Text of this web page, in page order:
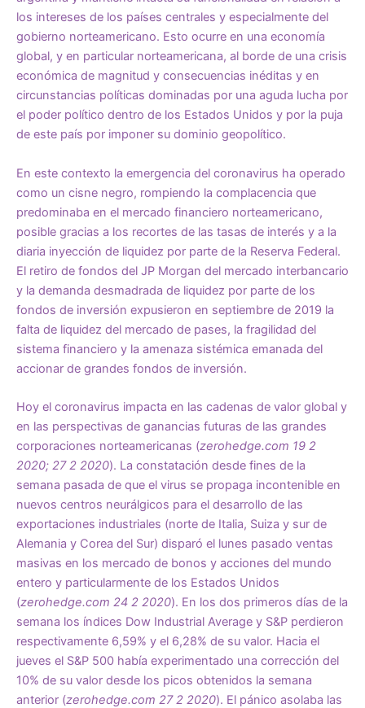
los intereses de los países centrales y especialmente del
gobierno norteamericano. Esto ocurre en una economía
global, y en particular norteamericana, al borde de una crisis
económica de magnitud y consecuencias inéditas y en
circunstancias políticas dominadas por una aguda lucha por
el poder político dentro de los Estados Unidos y por la puja
de este país por imponer su dominio geopolítico.
En este contexto la emergencia del coronavirus ha operado
como un cisne negro, rompiendo la complacencia que
predominaba en el mercado financiero norteamericano,
posible gracias a los recortes de las tasas de interés y a la
diaria inyección de liquidez por parte de la Reserva Federal.
El retiro de fondos del JP Morgan del mercado interbancario
y la demanda desmadrada de liquidez por parte de los
fondos de inversión expusieron en septiembre de 2019 la
falta de liquidez del mercado de pases, la fragilidad del
sistema financiero y la amenaza sistémica emanada del
accionar de grandes fondos de inversión.
Hoy el coronavirus impacta en las cadenas de valor global y
en las perspectivas de ganancias futuras de las grandes
corporaciones norteamericanas (zerohedge.com 19 2
2020; 27 2 2020). La constatación desde fines de la
semana pasada de que el virus se propaga incontenible en
nuevos centros neurálgicos para el desarrollo de las
exportaciones industriales (norte de Italia, Suiza y sur de
Alemania y Corea del Sur) disparó el lunes pasado ventas
masivas en los mercado de bonos y acciones del mundo
entero y particularmente de los Estados Unidos
(zerohedge.com 24 2 2020). En los dos primeros días de la
semana los índices Dow Industrial Average y S&P perdieron
respectivamente 6,59% y el 6,28% de su valor. Hacia el
jueves el S&P 500 había experimentado una corrección del
10% de su valor desde los picos obtenidos la semana
anterior (zerohedge.com 27 2 2020). El pánico asolaba las